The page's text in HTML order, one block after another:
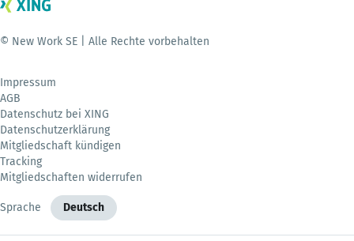
© New Work SE | Alle Rechte vorbehalten
Impressum
AGB
Datenschutz bei XING
Datenschutzerklärung
Mitgliedschaft kündigen
Tracking
Mitgliedschaften widerrufen
Sprache Deutsch